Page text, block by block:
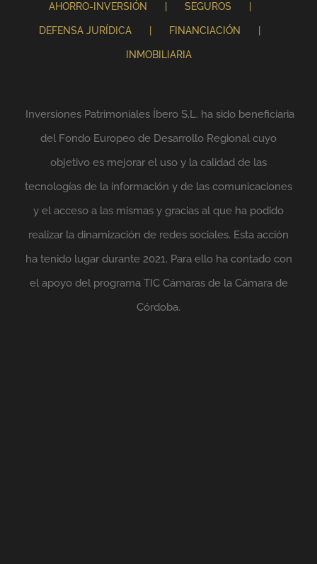
AHORRO-INVERSIÓN SEGUROS
DEFENSA JURÍDICA FINANCIACIÓN
INMOBILIARIA
Inversiones Patrimoniales Íbero S.L. ha sido beneficiaria
del Fondo Europeo de Desarrollo Regional cuyo
objetivo es mejorar el uso y la calidad de las
tecnologías de la información y de las comunicaciones
y el acceso a las mismas y gracias al que ha podido
realizar la dinamización de redes sociales. Esta acción
ha tenido lugar durante 2021. Para ello ha contado con
el apoyo del programa TIC Cámaras de la Cámara de
Córdoba.